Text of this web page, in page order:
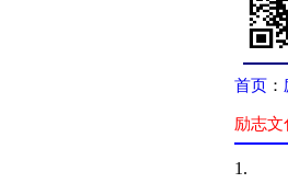
首页 ：
励志文
1.